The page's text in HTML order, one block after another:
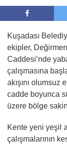
Kuşadası
ekipler,
Caddesi’nde
çalışmasına
akışını olumsuz
cadde boyunca
üzere bölge
Kente yeni yeşil
çalışmalarının